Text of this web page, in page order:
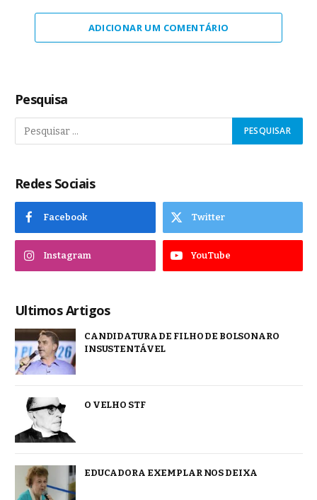
ADICIONAR UM COMENTÁRIO
Pesquisa
Redes Sociais
Facebook Twitter
Instagram YouTube
Ultimos Artigos
CANDIDATURA DE FILHO DE BOLSONARO
INSUSTENTÁVEL
O VELHO STF
EDUCADORA EXEMPLAR NOS DEIXA